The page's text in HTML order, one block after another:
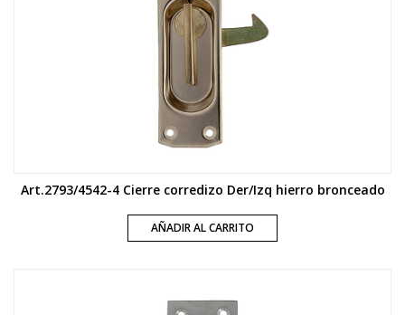
Art.2793/4542-4 Cierre corredizo Der/Izq hierro bronceado
AÑADIR AL CARRITO